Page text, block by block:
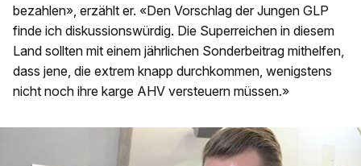
bezahlen», erzählt er. «Den Vorschlag der Jungen GLP
finde ich diskussionswürdig. Die Superreichen in diesem
Land sollten mit einem jährlichen Sonderbeitrag mithelfen,
dass jene, die extrem knapp durchkommen, wenigstens
nicht noch ihre karge AHV versteuern müssen.»